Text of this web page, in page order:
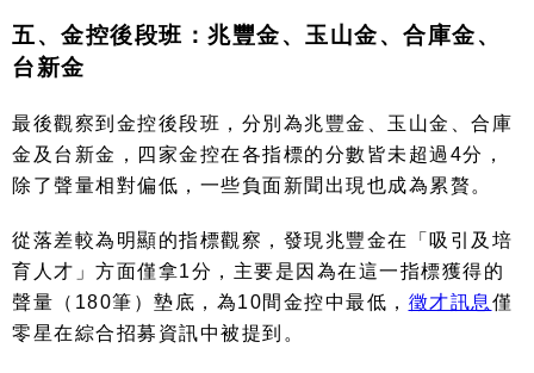
五、金控後段班：兆豐金、玉山金、合庫金、
台新金
最後觀察到金控後段班，分別為兆豐金、玉山金、合庫
金及台新金，四家金控在各指標的分數皆未超過 4分，
除了聲量相對偏低，一些負面新聞出現也成為累贅。
從落差較為明顯的指標觀察，發現兆豐金在「吸引及培
育人才」方面僅拿1分，主要是因為在這一指標獲得的
聲量（ 180筆）墊底，為10間金控中最低， 徵才訊息 僅
零星在綜合招募資訊中被提到。